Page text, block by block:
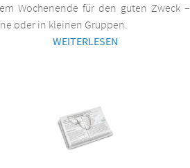
Wochenende für den guten Zweck –
oder in kleinen Gruppen.
WEITERLESEN